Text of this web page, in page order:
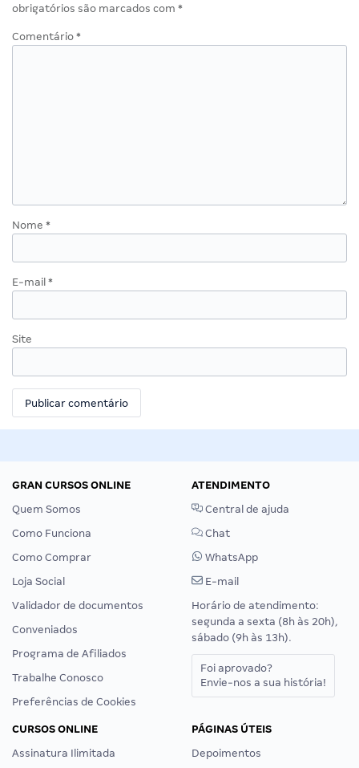
obrigatórios são marcados com *
Comentário *
Nome *
E-mail *
Site
GRAN CURSOS ONLINE
Quem Somos
Como Funciona
Como Comprar
Loja Social
Validador de documentos
Conveniados
Programa de Afiliados
Trabalhe Conosco
Preferências de Cookies
ATENDIMENTO
Central de ajuda
Chat
WhatsApp
E-mail
Horário de atendimento:
segunda a sexta (8h às 20h),
sábado (9h às 13h).
Foi aprovado?
Envie-nos a sua história!
CURSOS ONLINE
Assinatura Ilimitada
PÁGINAS ÚTEIS
Depoimentos